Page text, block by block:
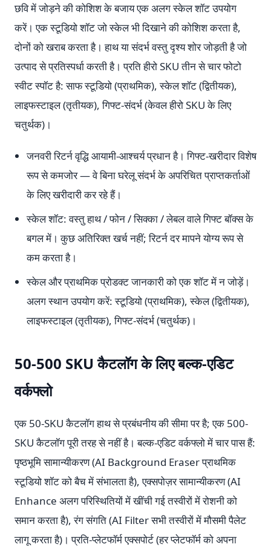
छवि में जोड़ने की कोशिश के बजाय एक अलग स्केल शॉट उपयोग
करें। एक स्टूडियो शॉट जो स्केल भी दिखाने की कोशिश करता है,
दोनों को खराब करता है। हाथ या संदर्भ वस्तु दृश्य शोर जोड़ती है जो
उत्पाद से प्रतिस्पर्धा करती है। प्रति हीरो SKU तीन से चार फोटो
स्वीट स्पॉट है: साफ स्टूडियो (प्राथमिक), स्केल शॉट (द्वितीयक),
लाइफस्टाइल (तृतीयक), गिफ्ट-संदर्भ (केवल हीरो SKU के लिए
चतुर्थक)।
जनवरी रिटर्न वृद्धि आयामी-आश्चर्य प्रधान है। गिफ्ट-खरीदार विशेष
रूप से कमजोर — वे बिना घरेलू संदर्भ के अपरिचित प्राप्तकर्ताओं
के लिए खरीदारी कर रहे हैं।
स्केल शॉट: वस्तु हाथ / फोन / सिक्का / लेबल वाले गिफ्ट बॉक्स के
बगल में। कुछ अतिरिक्त खर्च नहीं; रिटर्न दर मापने योग्य रूप से
कम करता है।
स्केल और प्राथमिक प्रोडक्ट जानकारी को एक शॉट में न जोड़ें।
अलग स्थान उपयोग करें: स्टूडियो (प्राथमिक), स्केल (द्वितीयक),
लाइफस्टाइल (तृतीयक), गिफ्ट-संदर्भ (चतुर्थक)।
50-500 SKU कैटलॉग के लिए बल्क-एडिट
वर्कफ्लो
एक 50-SKU कैटलॉग हाथ से प्रबंधनीय की सीमा पर है; एक 500-
SKU कैटलॉग पूरी तरह से नहीं है। बल्क-एडिट वर्कफ्लो में चार पास हैं:
पृष्ठभूमि सामान्यीकरण (AI Background Eraser प्राथमिक
स्टूडियो शॉट को बैच में संभालता है), एक्सपोज़र सामान्यीकरण (AI
Enhance अलग परिस्थितियों में खींची गई तस्वीरों में रोशनी को
समान करता है), रंग संगति (AI Filter सभी तस्वीरों में मौसमी पैलेट
लागू करता है)। प्रति-प्लेटफॉर्म एक्सपोर्ट (हर प्लेटफॉर्म को अपना